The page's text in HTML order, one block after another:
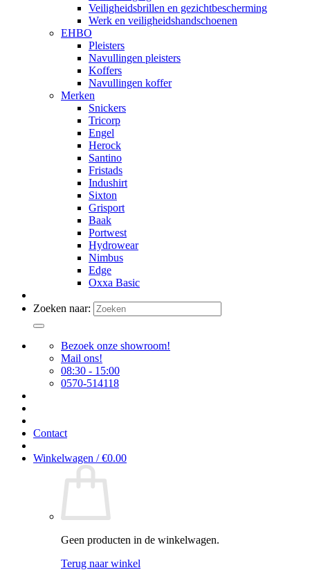
Veiligheidsbrillen en gezichtbescherming
Werk en veiligheidshandschoenen
EHBO
Pleisters
Navullingen pleisters
Koffers
Navullingen koffer
Merken
Snickers
Tricorp
Engel
Herock
Santino
Fristads
Indushirt
Sixton
Grisport
Baak
Portwest
Hydrowear
Nimbus
Edge
Oxxa Basic
Zoeken naar:
Bezoek onze showroom!
Mail ons!
08:30 - 15:00
0570-514118
Contact
Winkelwagen /€0.00
Geen producten in de winkelwagen.
Terug naar winkel